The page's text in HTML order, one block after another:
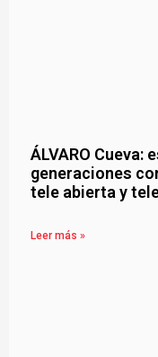
ÁLVARO Cueva:
generaciones
tele abierta y
Leer más »